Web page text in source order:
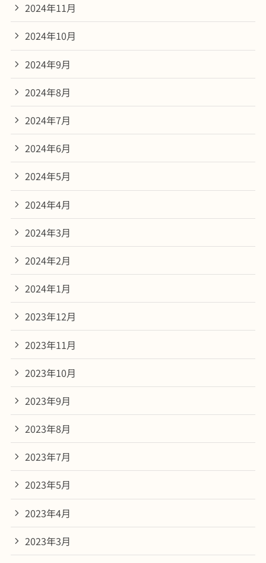
2024年11月
2024年10月
2024年9月
2024年8月
2024年7月
2024年6月
2024年5月
2024年4月
2024年3月
2024年2月
2024年1月
2023年12月
2023年11月
2023年10月
2023年9月
2023年8月
2023年7月
2023年5月
2023年4月
2023年3月